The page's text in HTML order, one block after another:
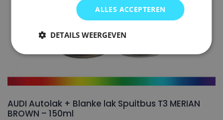
AUDI Autolak + Blanke lak Spuitbus T3 MERIAN
BROWN – 150ml
ALLES ACCEPTEREN
DETAILS WEERGEVEN